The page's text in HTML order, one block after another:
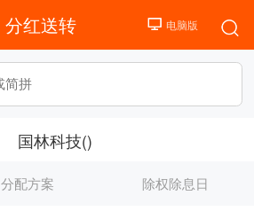
分红送转
国林科技()
分配方案 除权除息日